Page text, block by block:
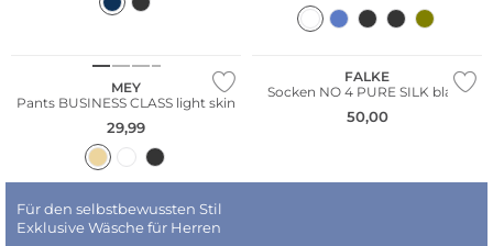
MEY
Pants BUSINESS CLASS light skin
29,99
FALKE
Socken NO 4 PURE SILK black
50,00
Für den selbstbewussten Stil
Exklusive Wäsche für Herren